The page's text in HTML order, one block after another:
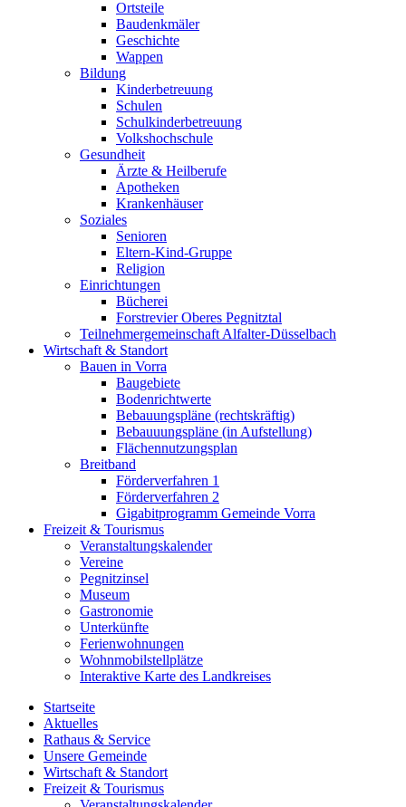
Ortsteile
Baudenkmäler
Geschichte
Wappen
Bildung
Kinderbetreuung
Schulen
Schulkinderbetreuung
Volkshochschule
Gesundheit
Ärzte & Heilberufe
Apotheken
Krankenhäuser
Soziales
Senioren
Eltern-Kind-Gruppe
Religion
Einrichtungen
Bücherei
Forstrevier Oberes Pegnitztal
Teilnehmergemeinschaft Alfalter-Düsselbach
Wirtschaft & Standort
Bauen in Vorra
Baugebiete
Bodenrichtwerte
Bebauungspläne (rechtskräftig)
Bebauuungspläne (in Aufstellung)
Flächennutzungsplan
Breitband
Förderverfahren 1
Förderverfahren 2
Gigabitprogramm Gemeinde Vorra
Freizeit & Tourismus
Veranstaltungskalender
Vereine
Pegnitzinsel
Museum
Gastronomie
Unterkünfte
Ferienwohnungen
Wohnmobilstellplätze
Interaktive Karte des Landkreises
Startseite
Aktuelles
Rathaus & Service
Unsere Gemeinde
Wirtschaft & Standort
Freizeit & Tourismus